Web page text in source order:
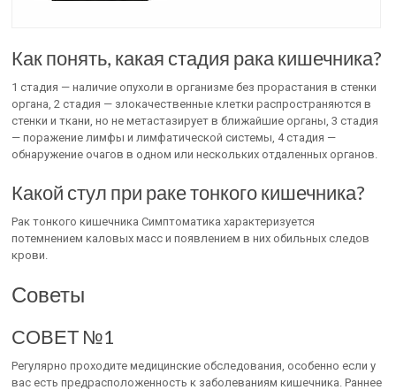
Как понять, какая стадия рака кишечника?
1 стадия — наличие опухоли в организме без прорастания в стенки
органа, 2 стадия — злокачественные клетки распространяются в
стенки и ткани, но не метастазирует в ближайшие органы, 3 стадия
— поражение лимфы и лимфатической системы, 4 стадия —
обнаружение очагов в одном или нескольких отдаленных органов.
Какой стул при раке тонкого кишечника?
Рак тонкого кишечника Симптоматика характеризуется
потемнением каловых масс и появлением в них обильных следов
крови.
Советы
СОВЕТ №1
Регулярно проходите медицинские обследования, особенно если у
вас есть предрасположенность к заболеваниям кишечника. Раннее